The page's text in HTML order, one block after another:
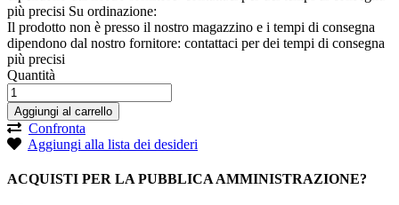
più precisi Su ordinazione:
Il prodotto non è presso il nostro magazzino e i tempi di consegna
dipendono dal nostro fornitore: contattaci per dei tempi di consegna
più precisi
Quantità
Aggiungi al carrello
Confronta
Aggiungi alla lista dei desideri
ACQUISTI PER LA PUBBLICA AMMINISTRAZIONE?